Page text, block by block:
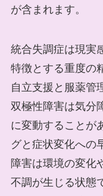
が含まれます。
統合失調症は現実
特徴とする重度の
自立支援と服薬管
双極性障害は気分
に変動することが
グと症状変化への
障害は環境の変化
不調が生じる状態